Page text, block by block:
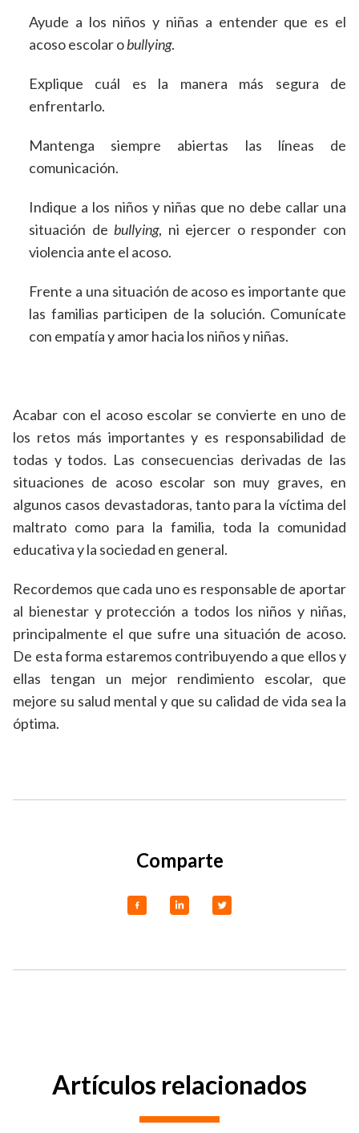
Ayude a los niños y niñas a entender que es el
acoso escolar obullying.
Explique cuál es la manera más segura de
enfrentarlo.
Mantenga siempre abiertas las líneas de
comunicación.
Indique a los niños y niñas que no debe callar una
situación de bullying, ni ejercer o responder con
violencia ante el acoso.
Frente a una situación de acoso es importante que
las familias participen de la solución. Comunícate
con empatía y amor hacia los niños y niñas.
Acabar con el acoso escolar se convierte en uno de
los retos más importantes y es responsabilidad de
todas y todos. Las consecuencias derivadas de las
situaciones de acoso escolar son muy graves, en
algunos casos devastadoras, tanto para la víctima del
maltrato como para la familia, toda la comunidad
educativa y la sociedad en general.
Recordemos que cada uno es responsable de aportar
al bienestar y protección a todos los niños y niñas,
principalmente el que sufre una situación de acoso.
De esta forma estaremos contribuyendo a que ellos y
ellas tengan un mejor rendimiento escolar, que
mejore su salud mental y que su calidad de vida sea la
óptima.
Comparte
Artículos relacionados